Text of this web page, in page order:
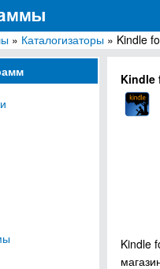
компьютерных программ
» Каталогизаторы » Kindle
Kindle
Kindle